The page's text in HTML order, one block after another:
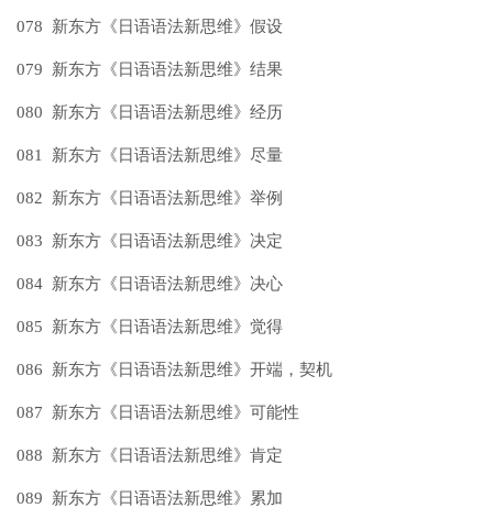
078 新东方《日语语法新思维》假设
079 新东方《日语语法新思维》结果
080 新东方《日语语法新思维》经历
081 新东方《日语语法新思维》尽量
082 新东方《日语语法新思维》举例
083 新东方《日语语法新思维》决定
084 新东方《日语语法新思维》决心
085 新东方《日语语法新思维》觉得
086 新东方《日语语法新思维》开端，契机
087 新东方《日语语法新思维》可能性
088 新东方《日语语法新思维》肯定
089 新东方《日语语法新思维》累加